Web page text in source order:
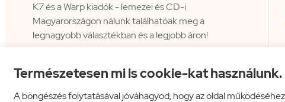
Természetesen mi is cookie-kat használunk.
A böngészés folytatásával jóváhagyod, hogy az oldal
K7 és a Warp kiadók - lemezei és CD-i
Magyarországon nálunk találhatóak meg a
legnagyobb választékban és a legjobb áron!